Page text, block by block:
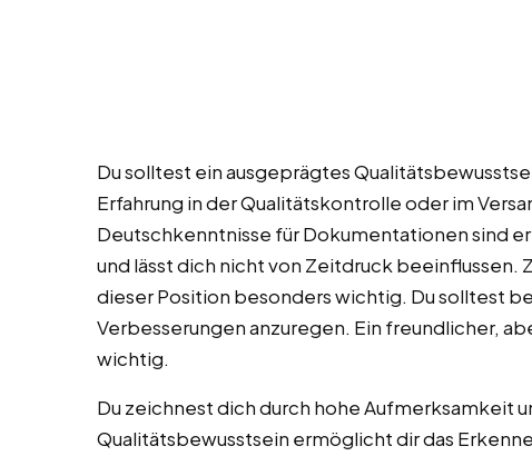
Du solltest ein ausgeprägtes
Erfahrung in der Qualitätskontrolle oder im
Deutschkenntnisse für Dokumentationen sind
und lässt dich nicht von Zeitdruck beeinflussen.
dieser Position besonders wichtig. Du solltest
Verbesserungen anzuregen. Ein freundlicher,
wichtig.
Du zeichnest dich durch hohe Aufmerksamkeit
Qualitätsbewusstsein ermöglicht dir das